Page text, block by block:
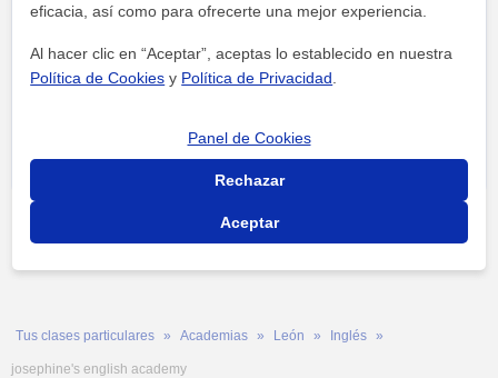
Al hacer clic, aceptas nuestroaviso legaly de
Tus clases particulares Academias León Inglés
josephine's english academy
eficacia, así como para ofrecerte una mejor experiencia.
Al hacer clic en “Aceptar”, aceptas lo establecido en nuestra
Política de Cookies y Política de Privacidad
Panel de Cookies
Rechazar
Aceptar